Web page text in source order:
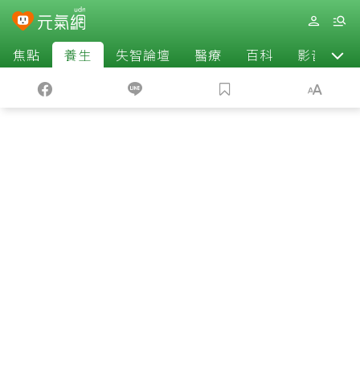
焦點 養生 失智論壇 醫療 百科 影音